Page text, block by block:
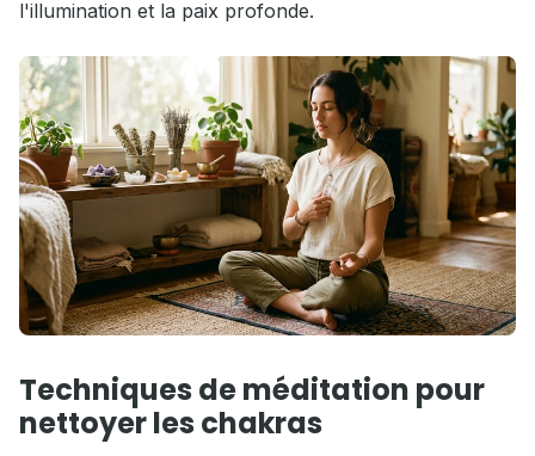
l'illumination et la paix profonde.
Techniques de méditation pour
nettoyer les chakras